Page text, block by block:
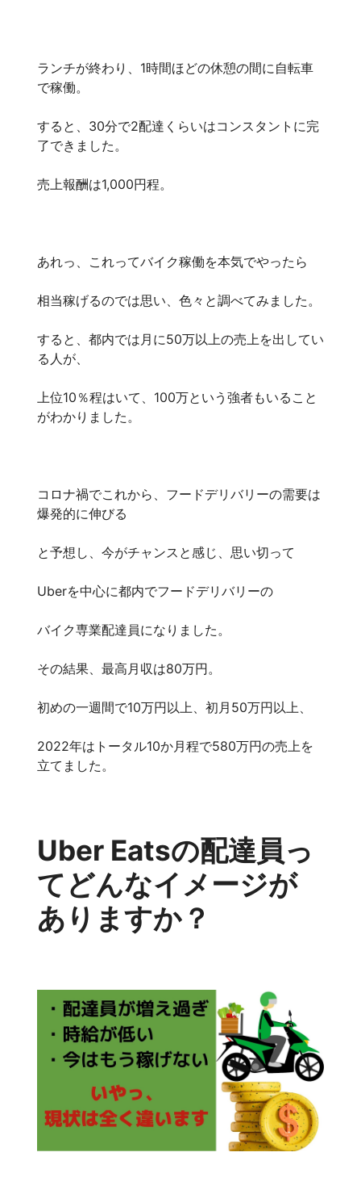
ランチが終わり、1時間ほどの休憩の間に自転車
で稼働。
すると、30分で2配達くらいはコンスタントに完
了できました。
売上報酬は1,000円程。
あれっ、これってバイク稼働を本気でやったら
相当稼げるのでは思い、色々と調べてみました。
すると、都内では月に50万以上の売上を出してい
る人が、
上位10％程はいて、100万という強者もいること
がわかりました。
コロナ禍でこれから、フードデリバリーの需要は
爆発的に伸びる
と予想し、今がチャンスと感じ、思い切って
Uberを中心に都内でフードデリバリーの
バイク専業配達員になりました。
その結果、最高月収は80万円。
初めの一週間で10万円以上、初月50万円以上、
2022年はトータル10か月程で580万円の売上を
立てました。
Uber Eatsの配達員っ
てどんなイメージが
ありますか？